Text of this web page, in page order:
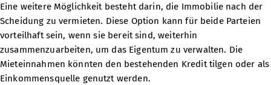
Eine weitere Möglichkeit besteht darin, die Immobilie nach der
Scheidung zu vermieten. Diese Option kann für beide Parteien
vorteilhaft sein, wenn sie bereit sind, weiterhin
zusammenzuarbeiten, um das Eigentum zu verwalten. Die
Mieteinnahmen könnten den bestehenden Kredit tilgen oder als
Einkommensquelle genutzt werden.